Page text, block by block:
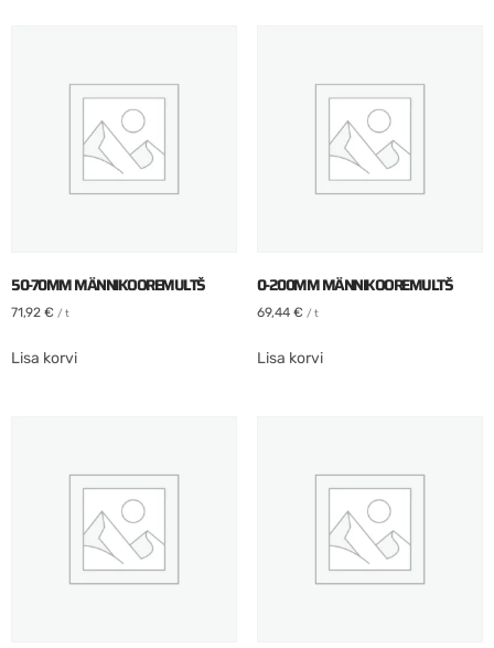
50-70MM MÄNNIKOOREMULTŠ
71,92 € / t
Lisa korvi
0-200MM MÄNNIKOOREMULTŠ
69,44 € / t
Lisa korvi